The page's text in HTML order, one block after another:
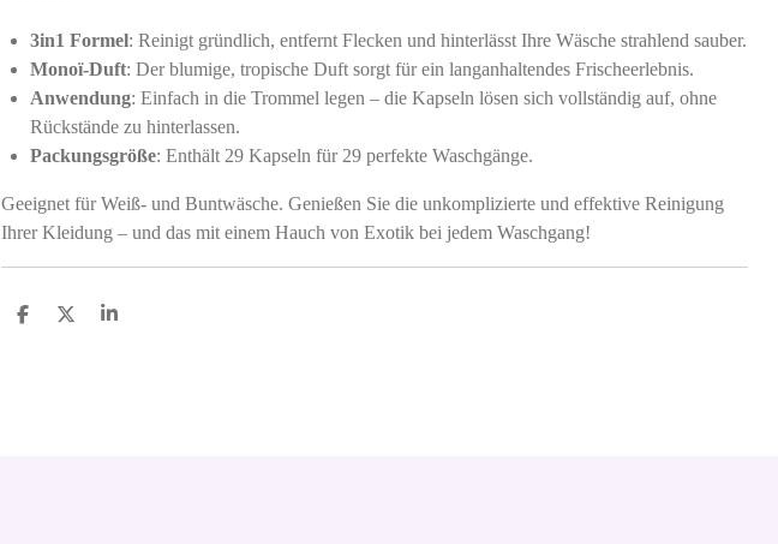
3in1 Formel: Reinigt gründlich, entfernt Flecken und hinterlässt Ihre Wäsche strahlend sauber.
Monoï-Duft: Der blumige, tropische Duft sorgt für ein langanhaltendes Frischeerlebnis.
Anwendung: Einfach in die Trommel legen – die Kapseln lösen sich vollständig auf, ohne
Rückstände zu hinterlassen.
Packungsgröße: Enthält 29 Kapseln für 29 perfekte Waschgänge.
Geeignet für Weiß- und Buntwäsche. Genießen Sie die unkomplizierte und effektive Reinigung
Ihrer Kleidung – und das mit einem Hauch von Exotik bei jedem Waschgang!
S
S
S